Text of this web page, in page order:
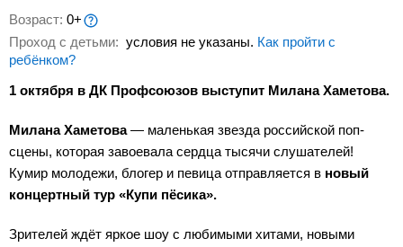
Возраст: 0+
Проход с детьми: условия не указаны. Как пройти с
ребёнком?
1 октября в ДК Профсоюзов выступит Милана Хаметова.
Милана Хаметова— маленькая звезда российской поп-
сцены, которая завоевала сердца тысячи слушателей!
Кумир молодежи, блогер и певица отправляется в новый
концертный тур «Купи пёсика».
Зрителей ждёт яркое шоу с любимыми хитами, новыми